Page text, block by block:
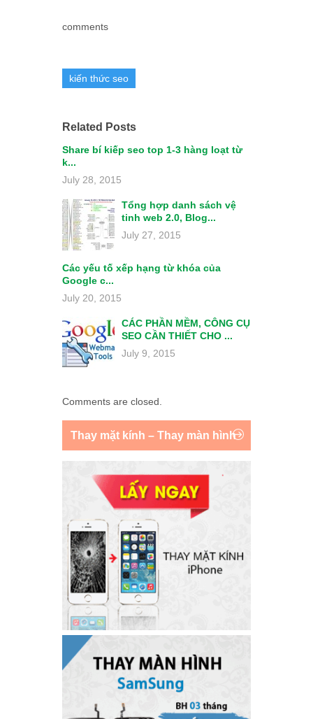
comments
kiến thức seo
Related Posts
Share bí kiếp seo top 1-3 hàng loạt từ
k...
July 28, 2015
Tổng hợp danh sách vệ
tinh web 2.0, Blog...
July 27, 2015
Các yếu tố xếp hạng từ khóa của
Google c...
July 20, 2015
CÁC PHẦN MỀM, CÔNG CỤ
SEO CẦN THIẾT CHO ...
July 9, 2015
Comments are closed.
Thay mặt kính – Thay màn hình